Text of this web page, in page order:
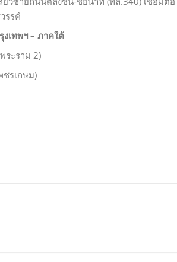
รรค์
งเทพฯ – ภาคใต้
ระราม 2)
ชรเกษม)